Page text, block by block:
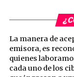
La manera de
emisora, es
quienes
cada uno de los